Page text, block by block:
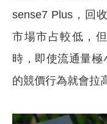
sense7 Plus，回
市場市占較低，
時，即使流通量
的競價行為就會拉